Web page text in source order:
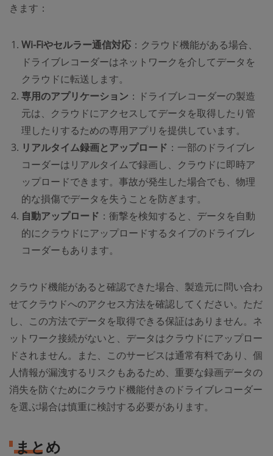
きます：
Wi-Fiやセルラー通信対応 ：クラウド機能がある場合、
ドライブレコーダーはネットワークを介してデータを
クラウドに転送します。
専用のアプリケーション ：ドライブレコーダーの製造
元は、クラウドにアクセスしてデータを取得したり管
理したりするための専用アプリを提供しています。
リアルタイム録画とアップロード ：一部のドライブレ
コーダーはリアルタイムで録画し、クラウドに即時ア
ップロードできます。事故が発生した場合でも、物理
的な損傷でデータを失うことを防ぎます。
自動アップロード ：衝撃を検知すると、データを自動
的にクラウドにアップロードするタイプのドライブレ
コーダーもあります。
クラウド機能があると確認できた場合、製造元に問い合わ
せてクラウドへのアクセス方法を確認してください。ただ
し、この方法でデータを取得できる保証はありません。ネ
ットワーク接続がないと、データはクラウドにアップロー
ドされません。また、このサービスは通常有料であり、個
人情報が漏洩するリスクもあるため、重要な録画データの
消失を防ぐためにクラウド機能付きのドライブレコーダー
を選ぶ場合は慎重に検討する必要があります。
まとめ